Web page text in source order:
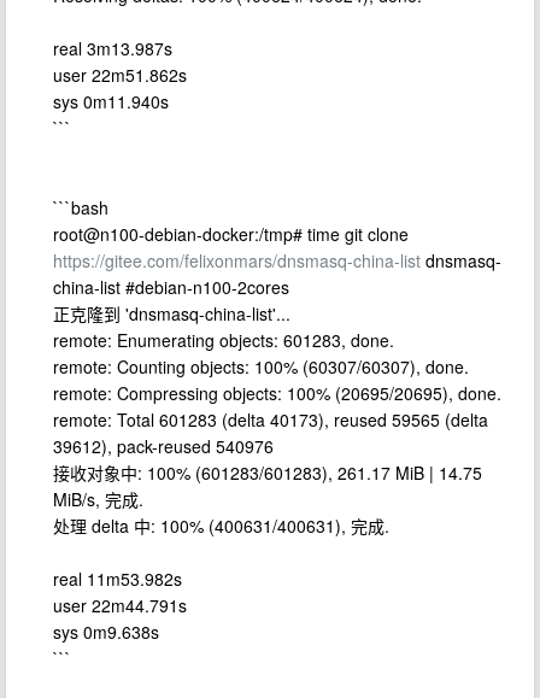
real 3m13.987s
user 22m51.862s
sys 0m11.940s
```
```bash
root@n100-debian-docker:/tmp# time git clone
https://gitee.com/felixonmars/dnsmasq-china-list dnsmasq-
china-list #debian-n100-2cores
正克隆到 'dnsmasq-china-list'...
remote: Enumerating objects: 601283, done.
remote: Counting objects: 100% (60307/60307), done.
remote: Compressing objects: 100% (20695/20695), done.
remote: Total 601283 (delta 40173), reused 59565 (delta
39612), pack-reused 540976
接收对象中: 100% (601283/601283), 261.17 MiB | 14.75
MiB/s, 完成.
处理 delta 中: 100% (400631/400631), 完成.
real 11m53.982s
user 22m44.791s
sys 0m9.638s
```